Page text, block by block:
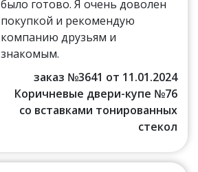
было готово. Я очень доволен
покупкой и рекомендую
компанию друзьям и
знакомым.
заказ №3641 от 11.01.2024
Коричневые двери-купе №76
со вставками тонированных
стекол